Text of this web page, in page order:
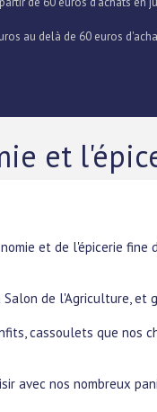
au delà de 60 euros
et
et de l'épicerie fine
Salon de l'Agriculture,
cassoulets que nos
avec nos nombreux